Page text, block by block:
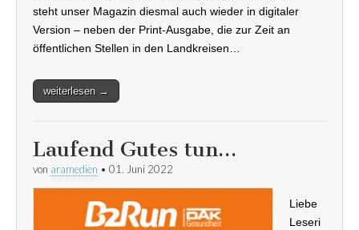
steht unser Magazin diesmal auch wieder in digitaler
Version – neben der Print-Ausgabe, die zur Zeit an
öffentlichen Stellen in den Landkreisen…
weiterlesen →
Laufend Gutes tun…
von aramedien • 01. Juni 2022
Liebe
Leseri